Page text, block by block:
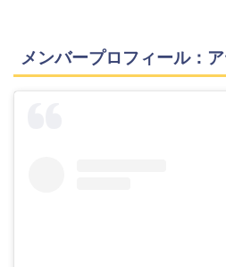
メンバープロフィール：